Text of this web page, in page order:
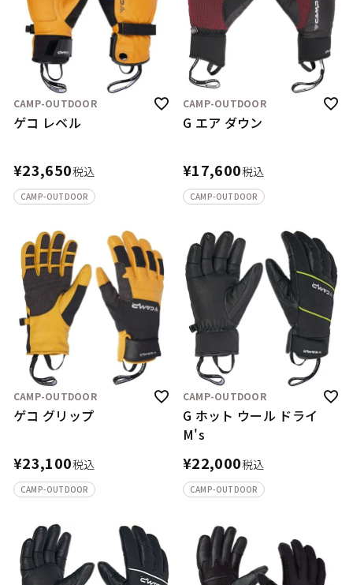
CAMP-OUTDOOR
ゲコ レベル
¥23,650税込
CAMP-OUTDOOR
CAMP-OUTDOOR
G エア ダウン
¥17,600税込
CAMP-OUTDOOR
CAMP-OUTDOOR
ゲコ グリップ
¥23,100税込
CAMP-OUTDOOR
CAMP-OUTDOOR
G ホット ウール ドライ
M's
¥22,000税込
CAMP-OUTDOOR